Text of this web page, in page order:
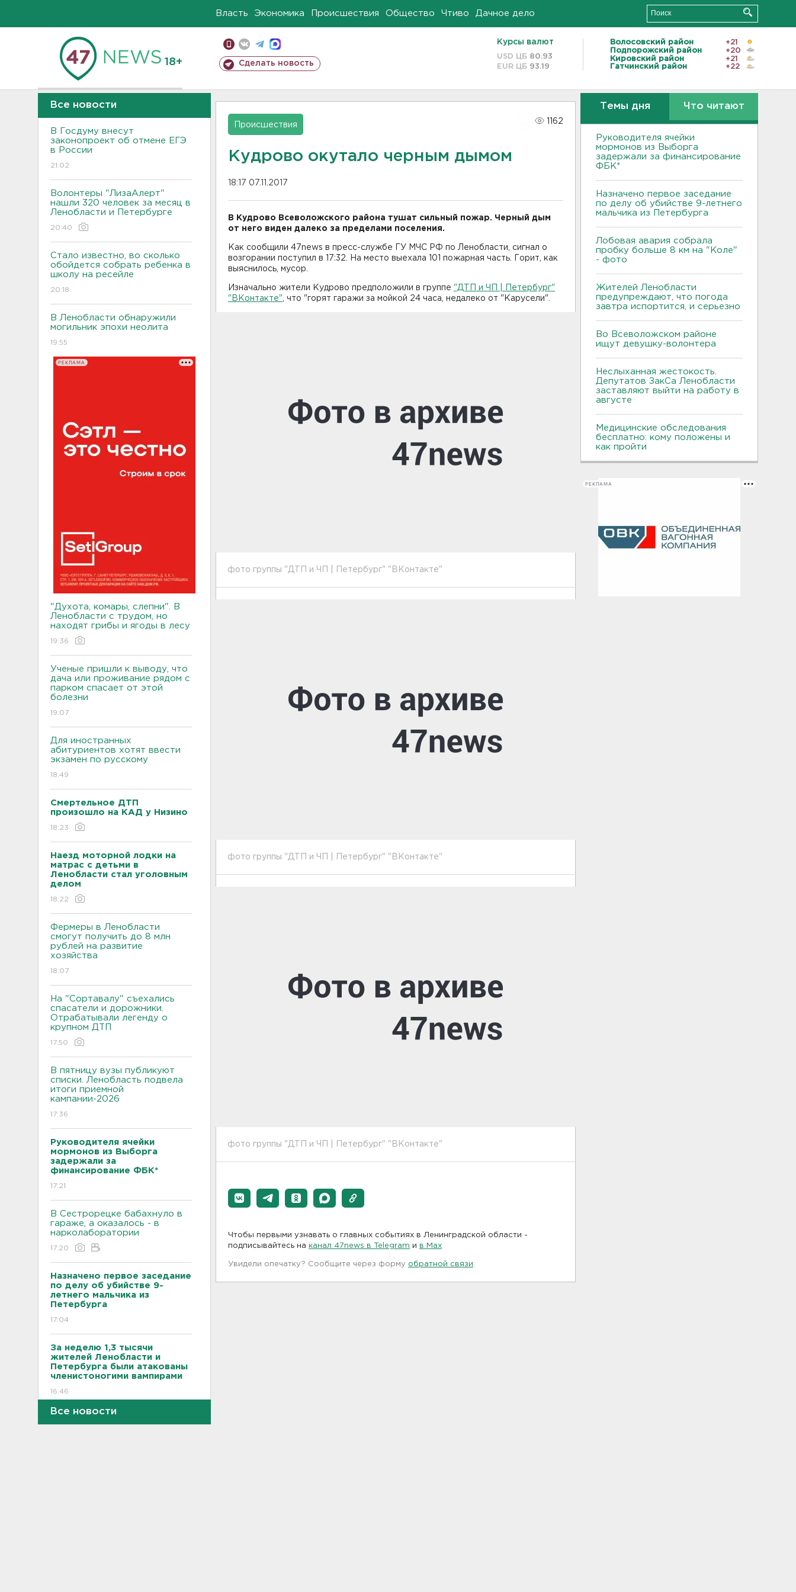
Власть Экономика Происшествия Общество Чтиво Дачное дело
18+ Сделать новость
Курсы валют
USD ЦБ 80.93
EUR ЦБ 93.19
Волосовский район
+21
Подпорожский район
+20
Кировский район
+21
Гатчинский район
+22
Все новости
В Госдуму внесут
законопроект об отмене ЕГЭ
в России
21:02
Волонтеры "ЛизаАлерт"
нашли 320 человек за месяц в
Ленобласти и Петербурге
20:40
Стало известно, во сколько
обойдется собрать ребенка в
школу на ресейле
20:18
В Ленобласти обнаружили
могильник эпохи неолита
19:55
РЕКЛАМА
"Духота, комары, слепни". В
Ленобласти с трудом, но
находят грибы и ягоды в лесу
19:36
Ученые пришли к выводу, что
дача или проживание рядом с
парком спасает от этой
болезни
19:07
Для иностранных
абитуриентов хотят ввести
экзамен по русскому
18:49
Смертельное ДТП
произошло на КАД у Низино
18:23
Наезд моторной лодки на
матрас с детьми в
Ленобласти стал уголовным
делом
18:22
Фермеры в Ленобласти
смогут получить до 8 млн
рублей на развитие
хозяйства
18:07
На "Сортавалу" съехались
спасатели и дорожники.
Отрабатывали легенду о
крупном ДТП
17:50
В пятницу вузы публикуют
списки. Ленобласть подвела
итоги приемной
кампании-2026
17:36
Руководителя ячейки
мормонов из Выборга
задержали за
финансирование ФБК*
17:21
В Сестрорецке бабахнуло в
гараже, а оказалось - в
нарколаборатории
17:20
Назначено первое заседание
по делу об убийстве 9-
летнего мальчика из
Петербурга
17:04
За неделю 1,3 тысячи
жителей Ленобласти и
Петербурга были атакованы
членистоногими вампирами
16:46
Все новости
Происшествия
1162
Кудрово окутало черным дымом
18:17 07.11.2017
В Кудрово Всеволожского района тушат сильный пожар. Черный дым
от него виден далеко за пределами поселения.
Как сообщили 47news в пресс-службе ГУ МЧС РФ по Ленобласти, сигнал о
возгорании поступил в 17:32. На место выехала 101 пожарная часть. Горит, как
выяснилось, мусор.
Изначально жители Кудрово предположили в группе "ДТП и ЧП | Петербург"
"ВКонтакте" , что "горят гаражи за мойкой 24 часа, недалеко от "Карусели".
фото группы "ДТП и ЧП | Петербург" "ВКонтакте"
фото группы "ДТП и ЧП | Петербург" "ВКонтакте"
фото группы "ДТП и ЧП | Петербург" "ВКонтакте"
Чтобы первыми узнавать о главных событиях в Ленинградской области -
подписывайтесь на канал 47news в Telegram и в Maх
Увидели опечатку? Сообщите через форму обратной связи
Темы дня Что читают
Руководителя ячейки
мормонов из Выборга
задержали за финансирование
ФБК*
Назначено первое заседание
по делу об убийстве 9-летнего
мальчика из Петербурга
Лобовая авария собрала
пробку больше 8 км на "Коле"
- фото
Жителей Ленобласти
предупреждают, что погода
завтра испортится, и серьезно
Во Всеволожском районе
ищут девушку-волонтера
Неслыханная жестокость.
Депутатов ЗакСа Ленобласти
заставляют выйти на работу в
августе
Медицинские обследования
бесплатно: кому положены и
как пройти
РЕКЛАМА